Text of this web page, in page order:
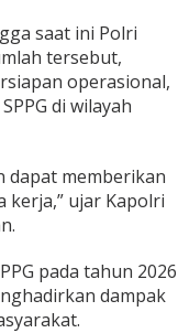
saat ini Polri
tersebut,
operasional,
di wilayah
dapat memberikan
kerja,” ujar Kapolri
pada tahun 2026
dampak